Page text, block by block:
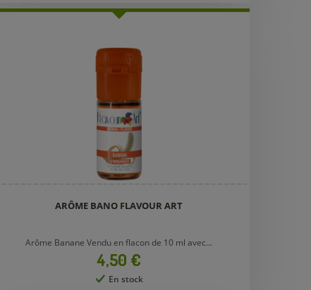
ARÔME BANO FLAVOUR ART
Arôme Banane Vendu en flacon de 10 ml avec...
Prix
4,50 €
En stock